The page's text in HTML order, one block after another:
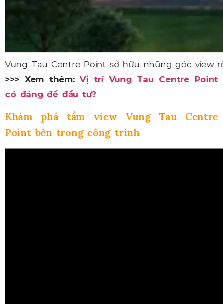
Vung Tau Centre Point sở hữu những góc view
>>> Xem thêm:Vị trí Vung Tau Centre Point
có đáng để đầu tư?
Khám phá tầm view Vung Tau Centre
Point bên trong công trình